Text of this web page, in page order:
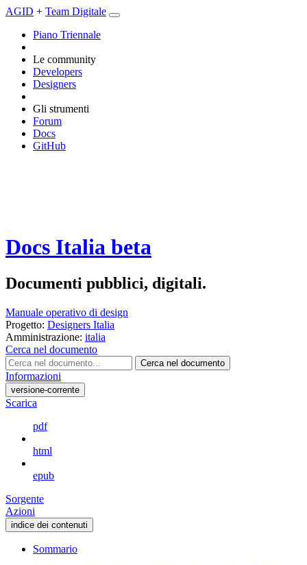
AGID + Team Digitale
Piano Triennale
Le community
Developers
Designers
Gli strumenti
Forum
Docs
GitHub
Docs Italia beta
Documenti pubblici, digitali.
Manuale operativo di design
Progetto: Designers Italia
Amministrazione: italia
Cerca nel documento
Cerca nel documento
Informazioni
versione-corrente
Scarica
pdf
html
epub
Sorgente
Azioni
indice dei contenuti
Sommario